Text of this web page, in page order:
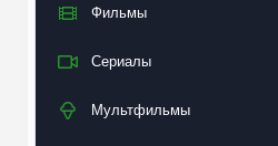
Фильмы
Сериалы
Мультфильмы